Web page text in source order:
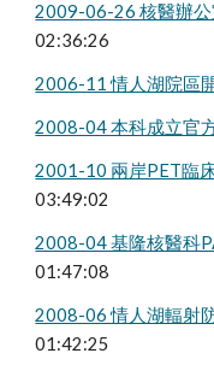
2009-06-26 核醫辦公
02:36:26
2006-11 情人湖院區
2008-04 本科成立官
2001-10 兩岸PET臨
03:49:02
2008-04 基隆核醫科
01:47:08
2008-06 情人湖輻射
01:42:25